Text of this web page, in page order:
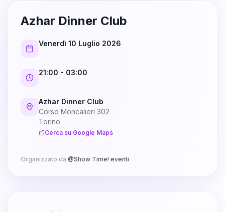
Azhar Dinner Club
Venerdì 10 Luglio 2026
21:00 - 03:00
Azhar Dinner Club
Corso Moncalieri 302
Torino
Cerca su Google Maps
Organizzato da @Show Time! eventi